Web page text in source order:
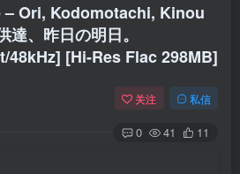
Ori, Kodomotachi, Kinou
、昨日の明日。
48kHz] [Hi-Res Flac 298MB]
关注 私信
0 41 11